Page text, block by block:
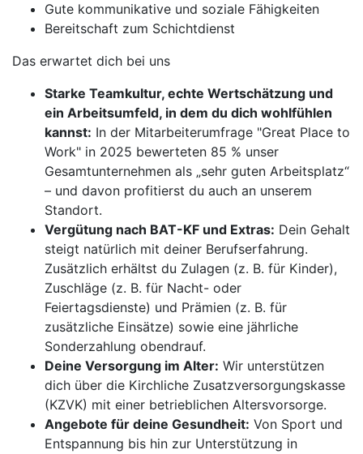
Gute kommunikative und soziale Fähigkeiten
Bereitschaft zum Schichtdienst
Das erwartet dich bei uns
Starke Teamkultur, echte Wertschätzung und
ein Arbeitsumfeld, in dem du dich wohlfühlen
kannst: In der Mitarbeiterumfrage "Great Place to
Work" in 2025 bewerteten 85 % unser
Gesamtunternehmen als „sehr guten Arbeitsplatz“
– und davon profitierst du auch an unserem
Standort.
Vergütung nach BAT-KF und Extras: Dein Gehalt
steigt natürlich mit deiner Berufserfahrung.
Zusätzlich erhältst du Zulagen (z. B. für Kinder),
Zuschläge (z. B. für Nacht- oder
Feiertagsdienste) und Prämien (z. B. für
zusätzliche Einsätze) sowie eine jährliche
Sonderzahlung obendrauf.
Deine Versorgung im Alter: Wir unterstützen
dich über die Kirchliche Zusatzversorgungskasse
(KZVK) mit einer betrieblichen Altersvorsorge.
Angebote für deine Gesundheit: Von Sport und
Entspannung bis hin zur Unterstützung in